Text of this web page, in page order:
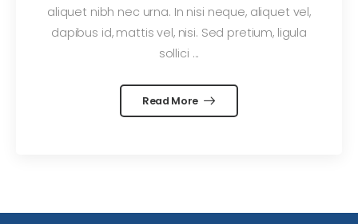
aliquet nibh nec urna. In nisi neque, aliquet vel,
dapibus id, mattis vel, nisi. Sed pretium, ligula
sollici ...
Read More